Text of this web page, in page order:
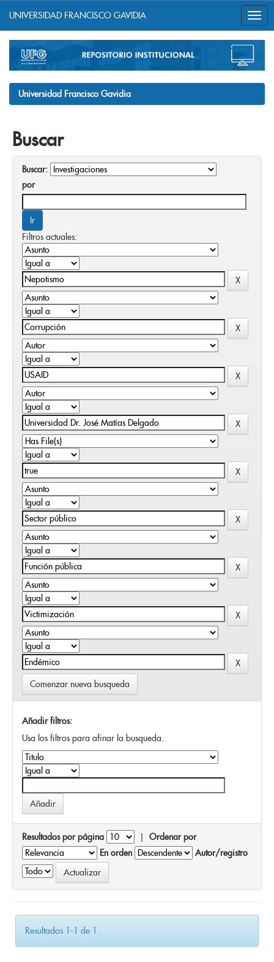
navigation
UNIVERSIDAD FRANCISCO GAVIDIA
Universidad Francisco Gavidia
Buscar
Buscar:
por
Filtros actuales:
Comenzar nueva busqueda
Añadir filtros:
Usa los filtros para afinar la busqueda.
Resultados por página | Ordenar por
En orden
Autor/registro
Resultados 1-1 de 1.